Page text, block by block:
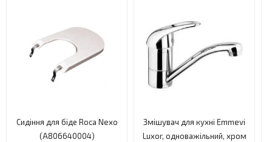
Сидіння для біде Roca Nexo
(A806640004)
Змішувач для кухні Emmevi
Luxor, одноважільний, хром